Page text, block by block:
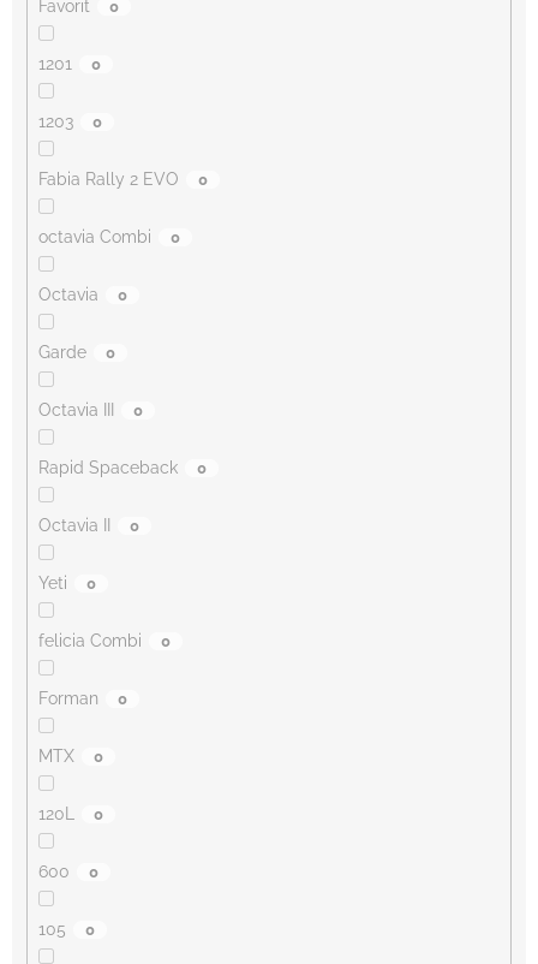
Favorit 0
1201 0
1203 0
Fabia Rally 2 EVO 0
octavia Combi 0
Octavia 0
Garde 0
Octavia III 0
Rapid Spaceback 0
Octavia II 0
Yeti 0
felicia Combi 0
Forman 0
MTX 0
120L 0
600 0
105 0